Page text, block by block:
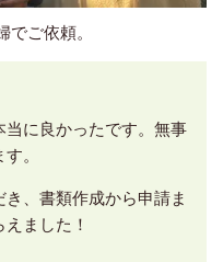
でご依頼。
に良かったです。無事
。
、書類作成から申請ま
ました！